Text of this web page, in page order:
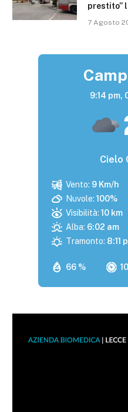
prestito”
7 Agosto
9:14 pm,
Cielo
66 %
Vento: 9 Km/h
Nuvole: 100%
Visibilità: 10 km
Alba: 6:02 am
Tramonto: 8:11